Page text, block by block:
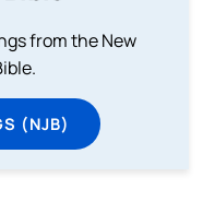
from the New
(NJB)